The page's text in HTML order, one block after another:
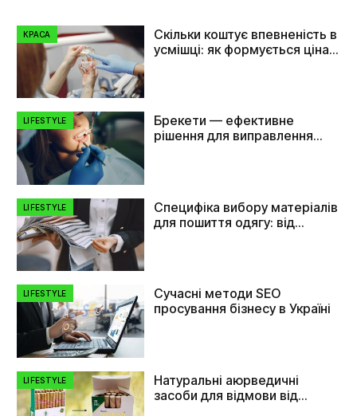
КРАСА
Скільки коштує впевненість в
усмішці: як формується ціна
LIFESTYLE
Брекети — ефективне
рішення для виправлення
LIFESTYLE
Специфіка вибору матеріалів
для пошиття одягу: від
LIFESTYLE
Сучасні методи SEO
просування бізнесу в Україні
LIFESTYLE
Натуральні аюрведичні
засоби для відмови від